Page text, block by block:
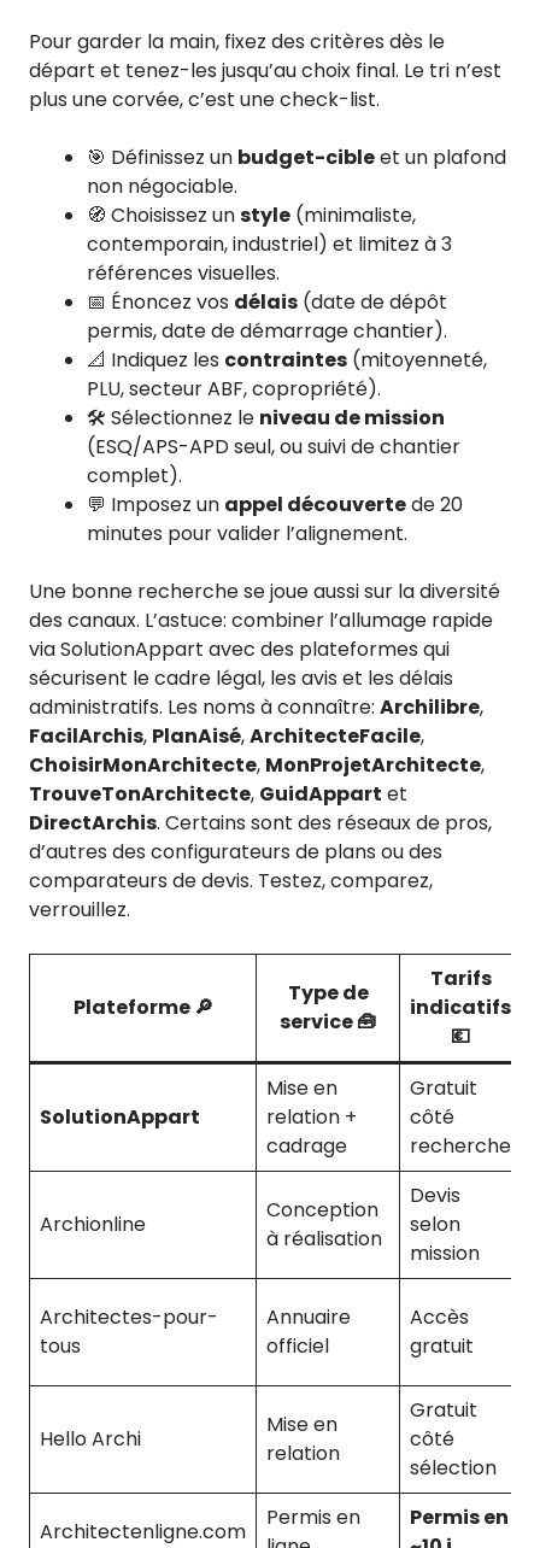
Pour garder la main, fixez des critères dès le
départ et tenez-les jusqu’au choix final. Le tri n’est
plus une corvée, c’est une check-list.
🎯 Définissez un budget-cibleet un plafond
non négociable.
🧭 Choisissez unstyle (minimaliste,
contemporain, industriel) et limitez à 3
références visuelles.
📅 Énoncez vos délais (date de dépôt
permis, date de démarrage chantier).
📐 Indiquez les contraintes (mitoyenneté,
PLU, secteur ABF, copropriété).
🛠️ Sélectionnez le niveau de mission
(ESQ/APS-APD seul, ou suivi de chantier
complet).
💬 Imposez un appel découvertede 20
minutes pour valider l’alignement.
Une bonne recherche se joue aussi sur la diversité
des canaux. L’astuce: combiner l’allumage rapide
via SolutionAppart avec des plateformes qui
sécurisent le cadre légal, les avis et les délais
administratifs. Les noms à connaître: Archilibre,
FacilArchis, PlanAisé,ArchitecteFacile,
ChoisirMonArchitecte, MonProjetArchitecte,
TrouveTonArchitecte, GuidAppart et
DirectArchis. Certains sont des réseaux de pros,
d’autres des configurateurs de plans ou des
comparateurs de devis. Testez, comparez,
verrouillez.
Plateforme 🔎
Type de
service 🧰
Tarifs
indicatifs
💶
SolutionAppart
Mise en
relation +
cadrage
Gratuit
côté
recherche
Archionline
Conception
à réalisation
Devis
selon
mission
Architectes-pour-
tous
Annuaire
officiel
Accès
gratuit
Hello Archi
Mise en
relation
Gratuit
côté
sélection
Architectenligne.com
Permis en
Permis en